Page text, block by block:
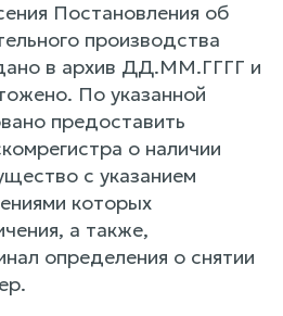
Постановления об
производства
в архив ДД.ММ.ГГГГ и
По указанной
предоставить
о наличии
с указанием
которых
а также,
определения о снятии